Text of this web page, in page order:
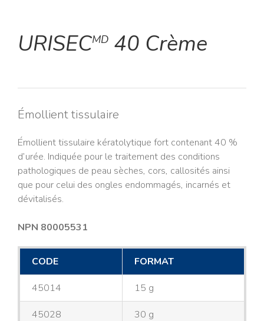
URISECMD 40 Crème
Émollient tissulaire
Émollient tissulaire kératolytique fort contenant 40 %
d’urée. Indiquée pour le traitement des conditions
pathologiques de peau sèches, cors, callosités ainsi
que pour celui des ongles endommagés, incarnés et
dévitalisés.
NPN 80005531
CODE FORMAT
45014 15 g
45028 30 g